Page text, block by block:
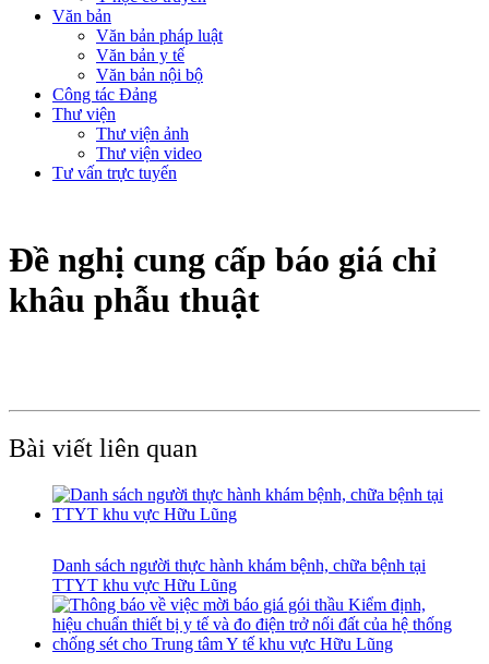
Văn bản
Văn bản pháp luật
Văn bản y tế
Văn bản nội bộ
Công tác Đảng
Thư viện
Thư viện ảnh
Thư viện video
Tư vấn trực tuyến
Đề nghị cung cấp báo giá chỉ
khâu phẫu thuật
Bài viết liên quan
Danh sách người thực hành khám bệnh, chữa bệnh tại
TTYT khu vực Hữu Lũng